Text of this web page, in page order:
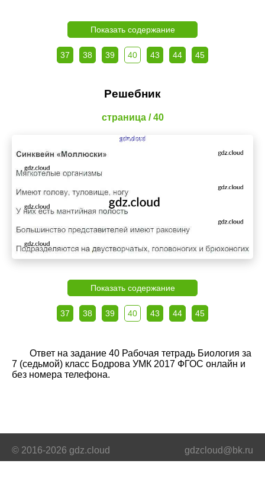
Показать содержание
37 38 39 40 43 44 45
Решебник
страница / 40
Показать содержание
37 38 39 40 43 44 45
Ответ на задание 40 Рабочая тетрадь Биология за
7 (седьмой) класс Бодрова УМК 2017 ФГОС онлайн и
без номера телефона.
© 2016-2026 gdz.cloud gdzcloud@bk.ru